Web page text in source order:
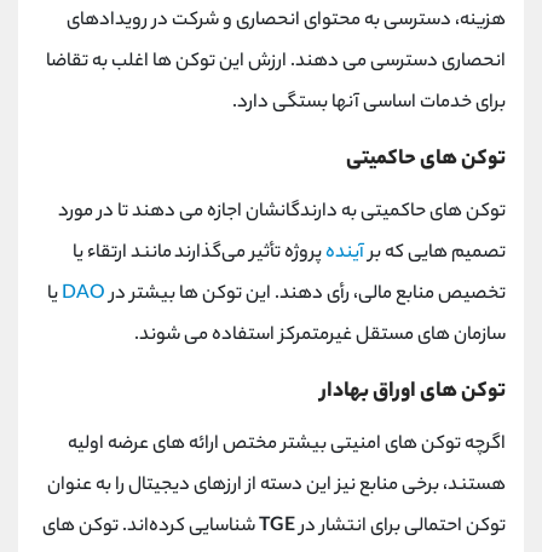
هزینه، دسترسی به محتوای انحصاری و شرکت در رویدادهای
انحصاری دسترسی می ‌دهند. ارزش این توکن ها اغلب به تقاضا
برای خدمات اساسی آنها بستگی دارد.
توکن های حاکمیتی
توکن ‌های حاکمیتی به دارندگانشان اجازه می ‌دهند تا در مورد
تصمیم ‌هایی که برآیندهپروژه تأثیر می‌گذارند مانند ارتقاء یا
تخصیص منابع مالی، رأی دهند. این توکن ‌ها بیشتر درDAOیا
سازمان‌ های مستقل غیرمتمرکز استفاده می ‌شوند.
توکن های اوراق بهادار
اگرچه توکن‌ های امنیتی بیشتر مختص ارائه ‌های عرضه اولیه
هستند، برخی منابع نیز این دسته از ارزهای دیجیتال را به ‌عنوان
توکن احتمالی برای انتشار درTGEشناسایی کرده‌اند. توکن های